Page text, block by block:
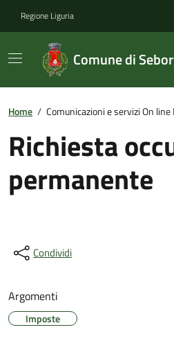
Regione Liguria
Comune di
Home / Comunicazioni e servizi On
Richiesta
permanente
Condividi
Argomenti
Imposte